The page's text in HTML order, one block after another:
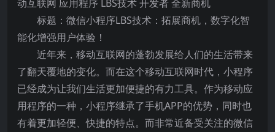
动互联网 应用程序 LBS技术 开发者 全新商机
标题：微信小程序LBS技术：拓展商机，数字化智
能化增强用户体验！
近年来，移动互联网的蓬勃发展给人们的生活带来
了翻天覆地的变化。而在这个移动互联网时代，小程序
已经成为让我们生活更加便捷的有力工具。作为移动应
用程序的一种，小程序继承了手机APP的优势，同时也
有着更加轻便、快捷的特点。而非常近备受关注的微信